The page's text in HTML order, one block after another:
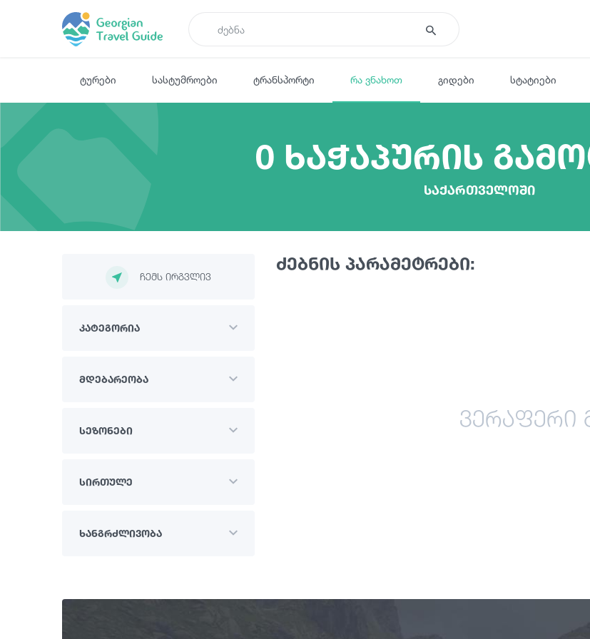
ტურები სასტუმროები ტრანსპორტი რა ვნახოთ გიდები სტატიები
0 ხაჭაპურის
საქართველოში
ჩემს ირგვლივ
კატეგორია
მდებარეობა
სეზონები
სირთულე
ხანგრძლივობა
ძებნის პარამეტრები:
ვერაფერი